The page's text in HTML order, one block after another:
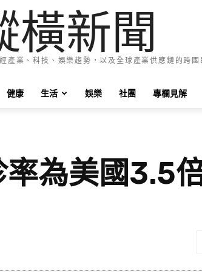
橫新聞
產業、科技、娛樂趨勢，以及全球產業供應鏈的跨
健康 生活 娛樂 社團 專欄見解
為美國3.5